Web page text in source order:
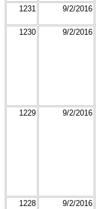
1231 9/2/2016
1230 9/2/2016
1229 9/2/2016
1228 9/2/2016